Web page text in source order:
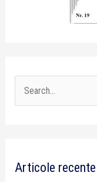
c
Articole recente